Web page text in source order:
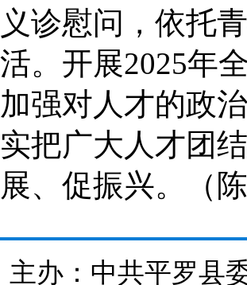
义诊慰问，依托
活。开展2025年
加强对人才的政
实把广大人才团
展、促振兴。（陈
主办：中共平罗